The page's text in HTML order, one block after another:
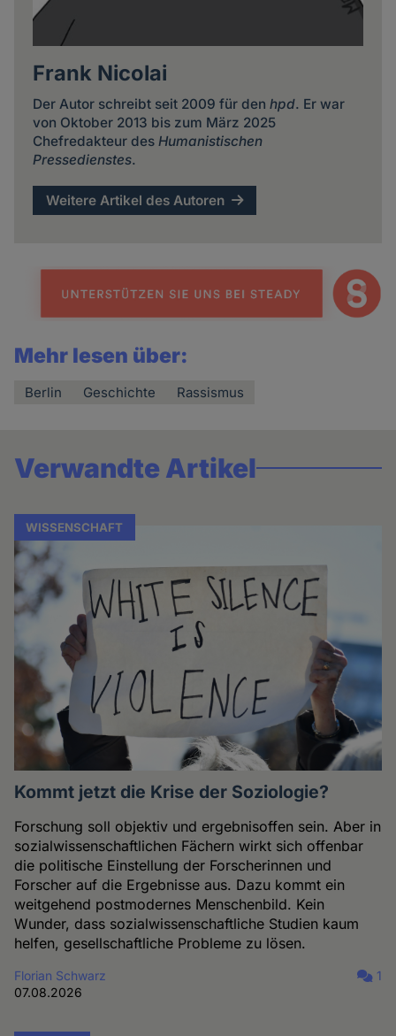
Frank Nicolai
Der Autor schreibt seit 2009 für den hpd. Er war
von Oktober 2013 bis zum März 2025
Chefredakteur des Humanistischen
Pressedienstes.
Weitere Artikel des Autoren
Mehr lesen über:
Berlin Geschichte Rassismus
Verwandte Artikel
WISSENSCHAFT
Kommt jetzt die Krise der Soziologie?
Forschung soll objektiv und ergebnisoffen sein. Aber in
sozialwissenschaftlichen Fächern wirkt sich offenbar
die politische Einstellung der Forscherinnen und
Forscher auf die Ergebnisse aus. Dazu kommt ein
weitgehend postmodernes Menschenbild. Kein
Wunder, dass sozialwissenschaftliche Studien kaum
helfen, gesellschaftliche Probleme zu lösen.
Florian Schwarz
07.08.2026
1